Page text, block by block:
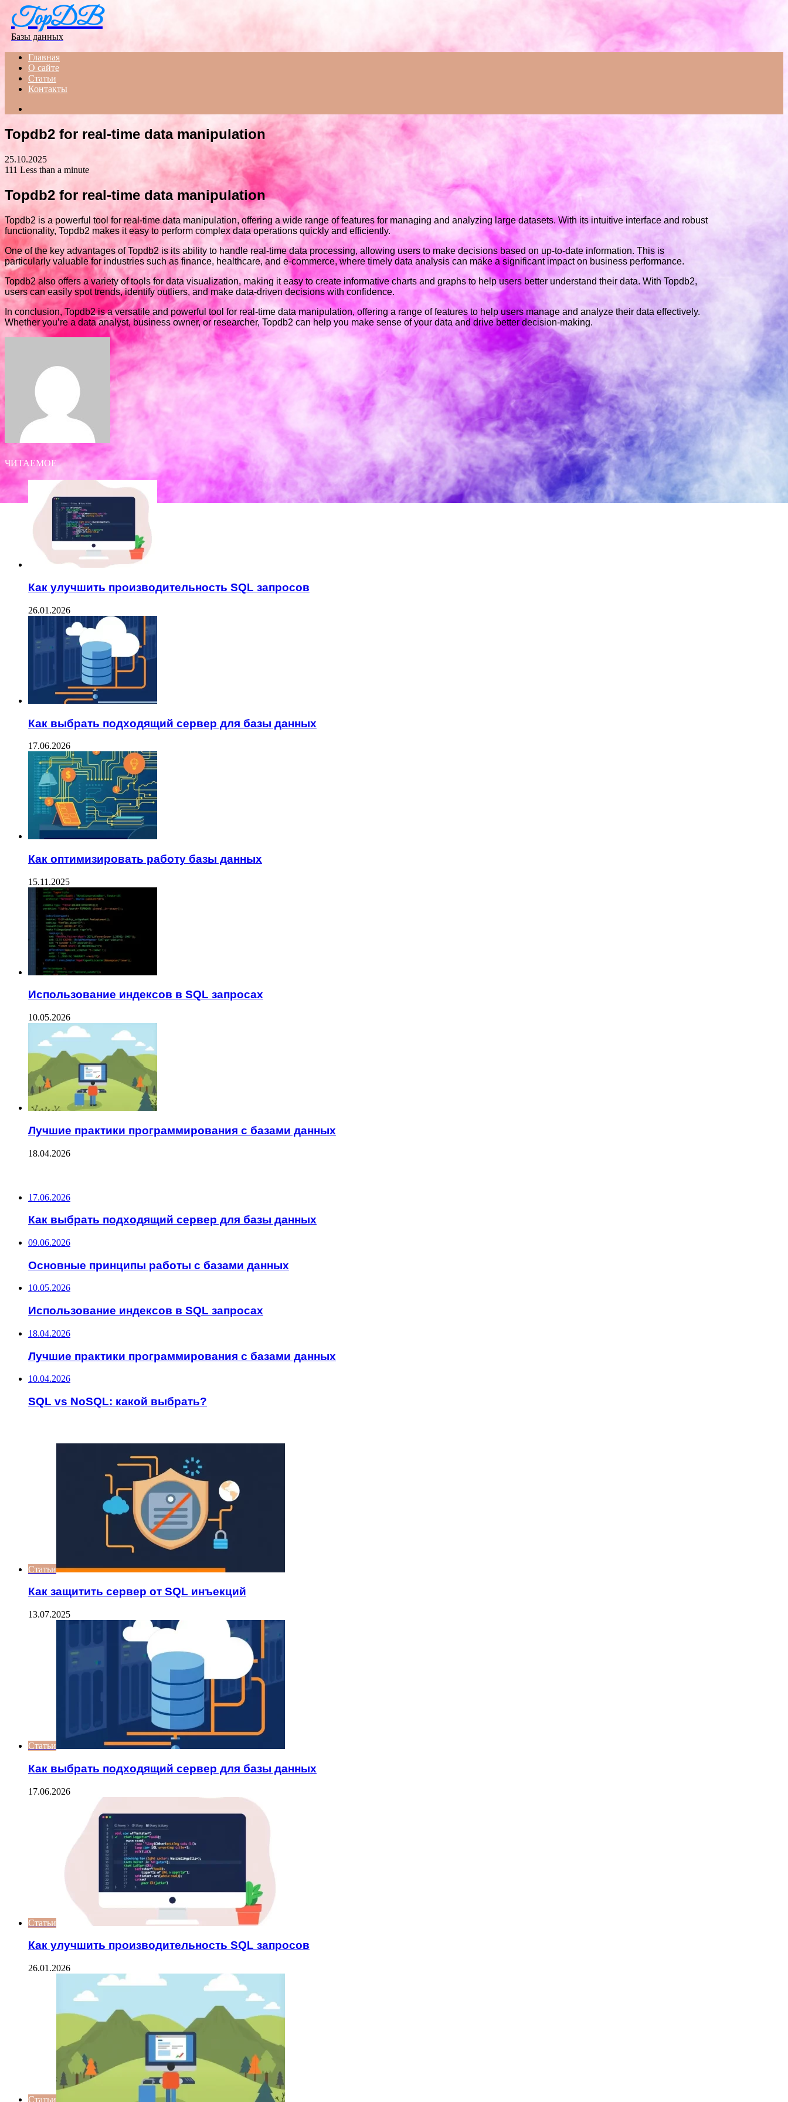
Menu
TopDB
Базы данных
Главная
О сайте
Статьи
Контакты
Topdb2 for real-time data manipulation
25.10.2025
111 Less than a minute
Topdb2 for real-time data manipulation
Topdb2 is a powerful tool for real-time data manipulation, offering a wide range of features for managing and analyzing large datasets. With its intuitive interface and robust
functionality, Topdb2 makes it easy to perform complex data operations quickly and efficiently.
One of the key advantages of Topdb2 is its ability to handle real-time data processing, allowing users to make decisions based on up-to-date information. This is
particularly valuable for industries such as finance, healthcare, and e-commerce, where timely data analysis can make a significant impact on business performance.
Topdb2 also offers a variety of tools for data visualization, making it easy to create informative charts and graphs to help users better understand their data. With Topdb2,
users can easily spot trends, identify outliers, and make data-driven decisions with confidence.
In conclusion, Topdb2 is a versatile and powerful tool for real-time data manipulation, offering a range of features to help users manage and analyze their data effectively.
Whether you’re a data analyst, business owner, or researcher, Topdb2 can help you make sense of your data and drive better decision-making.
ЧИТАЕМОЕ
Как улучшить производительность SQL запросов
26.01.2026
Как выбрать подходящий сервер для базы данных
17.06.2026
Как оптимизировать работу базы данных
15.11.2025
Использование индексов в SQL запросах
10.05.2026
Лучшие практики программирования с базами данных
18.04.2026
17.06.2026
Как выбрать подходящий сервер для базы данных
09.06.2026
Основные принципы работы с базами данных
10.05.2026
Использование индексов в SQL запросах
18.04.2026
Лучшие практики программирования с базами данных
10.04.2026
SQL vs NoSQL: какой выбрать?
Статьи
Как защитить сервер от SQL инъекций
13.07.2025
Статьи
Как выбрать подходящий сервер для базы данных
17.06.2026
Статьи
Как улучшить производительность SQL запросов
26.01.2026
Статьи